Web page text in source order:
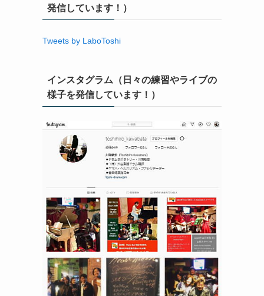
発信しています！）
Tweets by LaboToshi
インスタグラム（日々の練習やライブの
様子を発信しています！）